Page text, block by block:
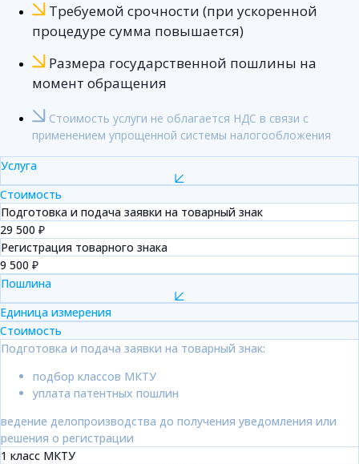
Требуемой срочности (при ускоренной
процедуре сумма повышается)
Размера государственной пошлины на
момент обращения
Стоимость услуги не облагается НДС в связи с
применением упрощенной системы налогообложения
Услуга
Стоимость
Подготовка и подача заявки на товарный знак
29 500 ₽
Регистрация товарного знака
9 500 ₽
Пошлина
Единица измерения
Стоимость
Подготовка и подача заявки на товарный знак:
подбор классов МКТУ
уплата патентных пошлин
ведение делопроизводства до получения уведомления или
решения о регистрации
1 класс МКТУ